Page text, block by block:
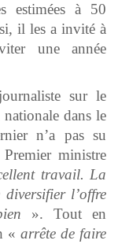
estimées à 50
il les a invité à
une année
sur le
dans le
n’a pas su
ministre
travail. La
l’offre
». Tout en
« arrête de faire